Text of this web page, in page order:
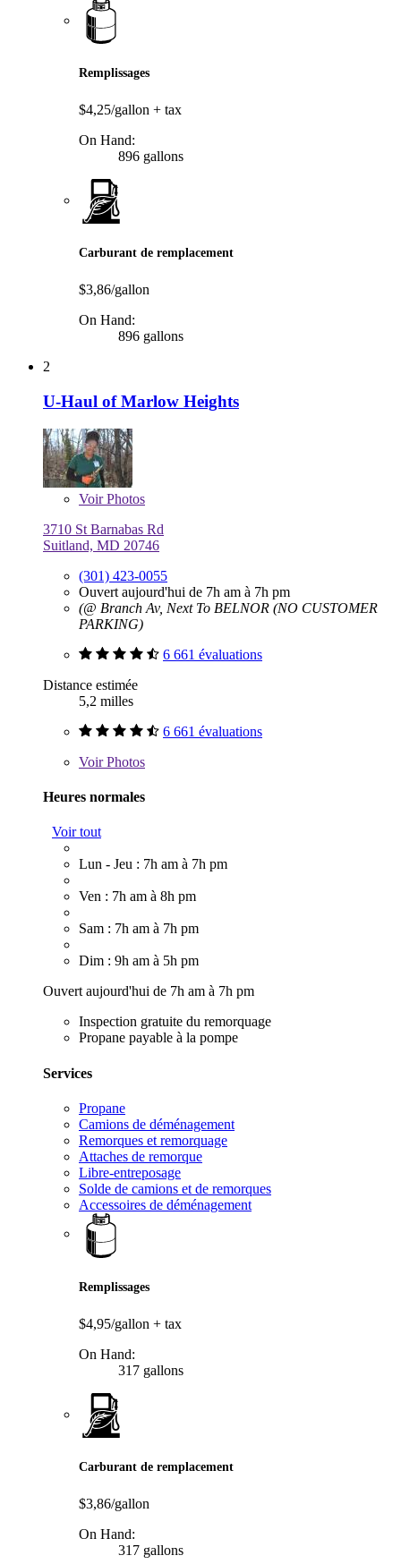
Remplissages
$4,25/gallon + tax
On Hand:
896 gallons
Carburant de remplacement
$3,86/gallon
On Hand:
896 gallons
2
U-Haul of Marlow Heights
VoirPhotos
3710 St Barnabas Rd
Suitland, MD 20746
(301) 423-0055
Ouvert aujourd'hui de 7h am à 7h pm
(@ Branch Av, Next To BELNOR (NO CUSTOMER
PARKING)
6 661 évaluations
Distance estimée
5,2 milles
6 661 évaluations
VoirPhotos
Heures normales
Voir tout
Lun - Jeu : 7h am à 7h pm
Ven : 7h am à 8h pm
Sam : 7h am à 7h pm
Dim : 9h am à 5h pm
Ouvert aujourd'hui de 7h am à 7h pm
Inspection gratuite du remorquage
Propane payable à la pompe
Services
Propane
Camions de déménagement
Remorques et remorquage
Attaches de remorque
Libre-entreposage
Solde de camions et de remorques
Accessoires de déménagement
Remplissages
$4,95/gallon + tax
On Hand:
317 gallons
Carburant de remplacement
$3,86/gallon
On Hand:
317 gallons